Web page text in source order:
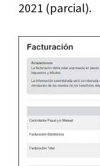
2021 (parcial).